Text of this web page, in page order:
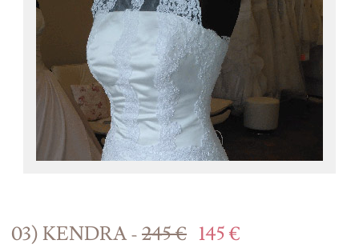
03) KENDRA -245 € 145 €